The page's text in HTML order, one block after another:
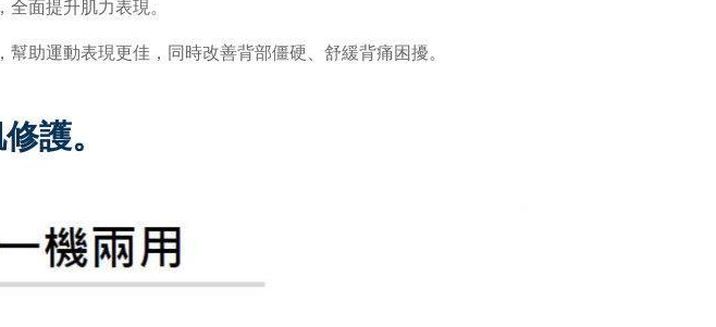
全面提升肌力表現。
助運動表現更佳，同時改善背部僵硬、舒緩背痛困擾。
護。